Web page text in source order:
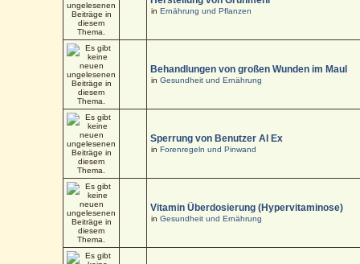
inErnährung und Pflanzen
Behandlungen von großen Wunden im Maul
inGesundheit und Ernährung
Sperrung von Benutzer Al Ex
inForenregeln und Pinwand
Vitamin Überdosierung (Hypervitaminose)
inGesundheit und Ernährung